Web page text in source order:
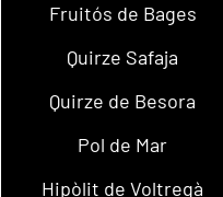
Fruitós de Bages
Quirze Safaja
Quirze de Besora
Pol de Mar
Hipòlit de Voltregà